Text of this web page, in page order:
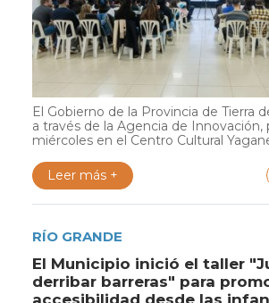
El Gobierno de la Provincia de Tierra
a través de la Agencia de
miércoles en el Centro Cultural
Leer más +
RÍO GRANDE
El Municipio inició el taller
derribar barreras" para